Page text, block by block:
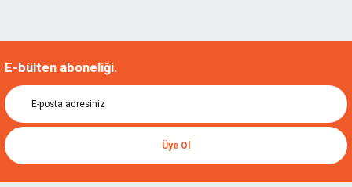
E-bülten aboneliği.
Üye Ol